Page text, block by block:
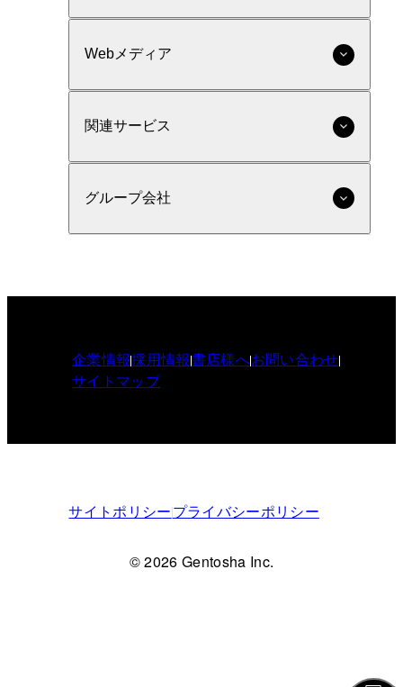
Webメディア
関連サービス
グループ会社
企業情報採用情報書店様へお問い合わせ
サイトマップ
サイトポリシープライバシーポリシー
© 2026 Gentosha Inc.